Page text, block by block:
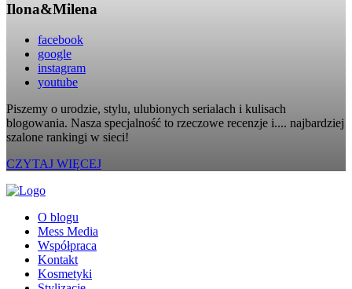
Ilona&Milena
facebook
google
instagram
youtube
Piszemy o urodzie, stylu, ulubionych serialach i kulisach
blogowania. Nasza specjalność to rzeczowe recenzje i.... najbardziej
szalone rankingi w sieci!
CZYTAJ WIĘCEJ
O blogu
Mess Media
Współpraca
Kontakt
Kosmetyki